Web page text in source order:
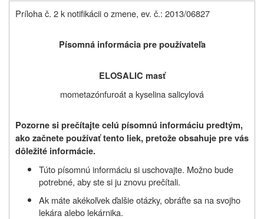
Príloha č. 2 k notifikácii o zmene, ev. č.: 2013/06827
Písomná informácia pre používateľa
ELOSALIC masť
mometazónfuroát a kyselina salicylová
Pozorne si prečítajte celú písomnú informáciu predtým,
ako začnete používať tento liek, pretože obsahuje pre vás
dôležité informácie.
Túto písomnú informáciu si uschovajte. Možno bude
potrebné, aby ste si ju znovu prečítali.
Ak máte akékoľvek ďalšie otázky, obráťte sa na svojho
lekára alebo lekárnika.